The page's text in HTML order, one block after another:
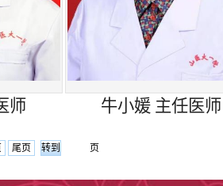
2、神经系
播散性脑脊
；运动神经
炎症性脱髓
旁抗体相关
师 牛小媛 主任医师
尾页 页